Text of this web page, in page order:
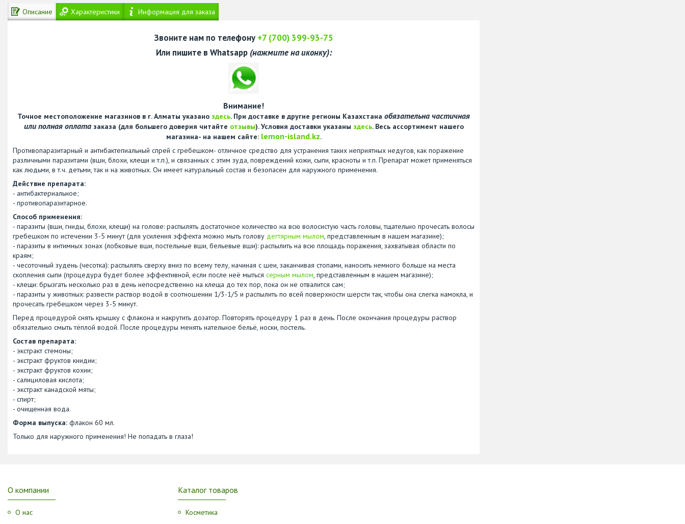
Описание Характеристики Информация для заказа
Звоните нам по телефону +7 (700) 399-93-75
Или пишите в Whatsapp (нажмите на иконку):
Внимание!
Точное местоположение магазинов в г. Алматы указано здесь. При доставке в другие регионы Казахстана обязательна частичная
или полная оплатазаказа (для большего доверия читайте отзывы). Условия доставки указаны здесь. Весь ассортимент нашего
магазина- на нашем сайте: lemon-island.kz.
Противопаразитарный и антибактепиальный спрей с гребешком- отличное средство для устранения таких неприятных недугов, как поражение
различными паразитами (вши, блохи, клещи и т.п.), и связанных с этим зуда, повреждений кожи, сыпи, красноты и т.п. Препарат может применяться
как людьми, в т.ч. детьми, так и на животных. Он имеет натуральный состав и безопасен для наружного применения.
Действие препарата:
- антибактериальное;
- противопаразитарное.
Способ применения:
- паразиты (вши, гниды, блохи, клещи) на голове: распылять достаточное количество на всю волосистую часть головы, тщательно прочесать волосы
гребешком по истечении 3-5 минут (для усиления эффекта можно мыть голову дегтярным мылом, представленным в нашем магазине);
- паразиты в интимных зонах (лобковые вши, постельные вши, бельевые вши): распылить на всю площадь поражения, захватывая области по
краям;
- чесоточный зудень (чесотка): распылять сверху вниз по всему телу, начиная с шеи, заканчивая стопами, наносить немного больше на места
скопления сыпи (процедура будет более эффективной, если после неё мыться серным мылом, представленным в нашем магазине);
- клещи: брызгать несколько раз в день непосредственно на клеща до тех пор, пока он не отвалится сам;
- паразиты у животных: развести раствор водой в соотношении 1/3-1/5 и распылить по всей поверхности шерсти так, чтобы она слегка намокла, и
прочесать гребешком через 3-5 минут.
Перед процедурой снять крышку с флакона и накрутить дозатор. Повторять процедуру 1 раз в день. После окончания процедуры раствор
обязательно смыть тёплой водой. После процедуры менять нательное бельё, носки, постель.
Состав препарата:
- экстракт стемоны;
- экстракт фруктов книдии;
- экстракт фруктов кохии;
- салициловая кислота;
- экстракт канадской мяты;
- спирт;
- очищенная вода.
Форма выпуска: флакон 60 мл.
Только для наружного применения! Не попадать в глаза!
О компании
О нас
Каталог товаров
Косметика